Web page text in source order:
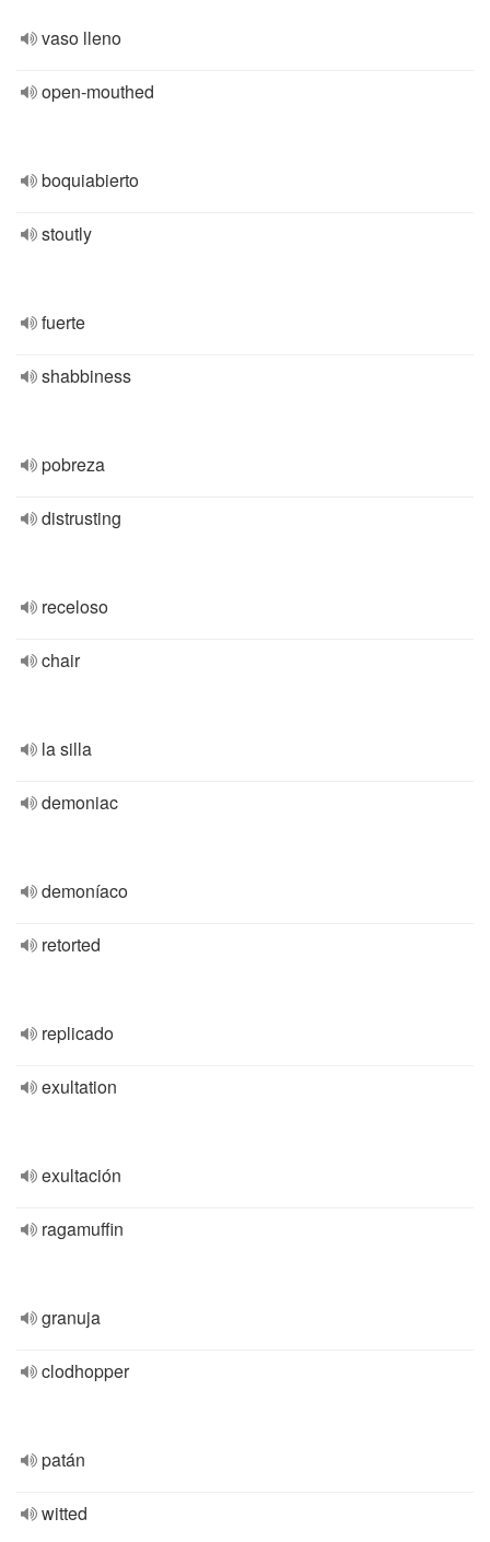
vaso lleno
open-mouthed
boquiabierto
stoutly
fuerte
shabbiness
pobreza
distrusting
receloso
chair
la silla
demoniac
demoníaco
retorted
replicado
exultation
exultación
ragamuffin
granuja
clodhopper
patán
witted